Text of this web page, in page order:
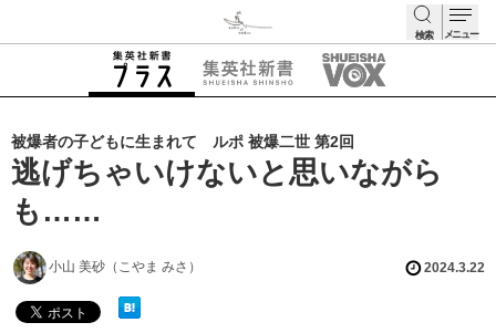
検索 メニュー
被爆者の子どもに生まれて ルポ 被爆二世 第2回
逃げちゃいけないと思いながら
も……
小山 美砂（こやま みさ） 2024.3.22